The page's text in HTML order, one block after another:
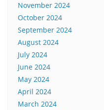
November 2024
October 2024
September 2024
August 2024
July 2024
June 2024
May 2024
April 2024
March 2024